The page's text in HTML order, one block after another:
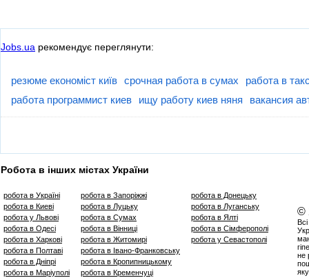
Jobs.ua рекомендує переглянути:
резюме економіст київ срочная работа в сумах
работа в
работа программист киев
ищу работу киев няня вакансия
Робота в інших містах України
робота в Україні
робота в Киеві
робота у Львові
робота в Одесі
робота в Харкові
робота в Полтаві
робота в Дніпрі
робота в Маріуполі
робота в Запоріжжі
робота в Луцьку
робота в Сумах
робота в Вінниці
робота в Житомирі
робота в Івано-Франковську
робота в Кропипницькому
робота в Кременчуці
робота в Донецьку
робота в Луганську
робота в Ялті
робота в Сімферополі
робота у Севастополі
©
не